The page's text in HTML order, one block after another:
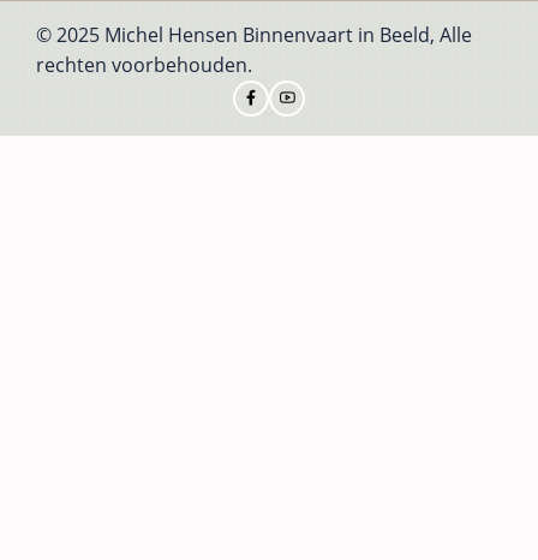
© 2025 Michel Hensen Binnenvaart in Beeld, Alle
rechten voorbehouden.